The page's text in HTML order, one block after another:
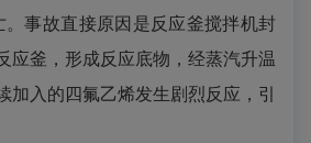
。事故直接原因是反应釜搅拌机封
应釜，形成反应底物，经蒸汽升温
加入的四氟乙烯发生剧烈反应，引